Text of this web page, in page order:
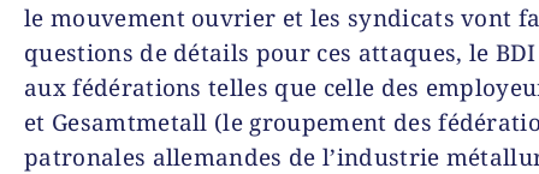
le mouvement ouvrier et les syndicats vont
questions de détails pour ces attaques, le
aux fédérations telles que celle des
et Gesamtmetall (le groupement des
patronales allemandes de l’industrie